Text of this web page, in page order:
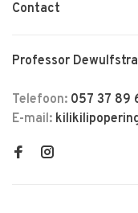
Contact
Professor
Telefoon: 057 37 89
E-mail: